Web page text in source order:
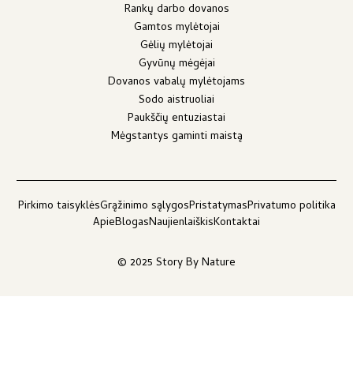
Rankų darbo dovanos
Gamtos mylėtojai
Gėlių mylėtojai
Gyvūnų mėgėjai
Dovanos vabalų mylėtojams
Sodo aistruoliai
Paukščių entuziastai
Mėgstantys gaminti maistą
© 2025 Story By Nature
Pirkimo taisyklėsGrąžinimo sąlygosPristatymasPrivatumo politika
ApieBlogasNaujienlaiškisKontaktai